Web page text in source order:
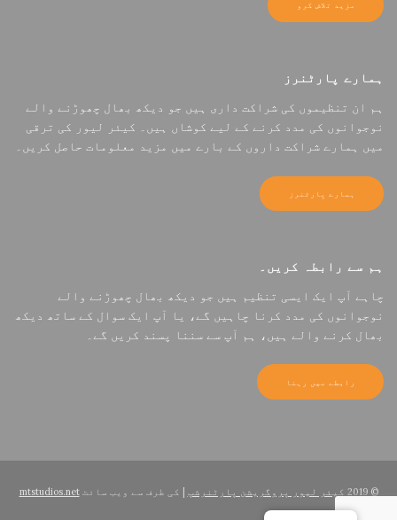
مزید تلاش کرو
ہمارے پارٹنرز
ہم ان تنظیموں کی شراکت داری ہیں جو دیکھ بھال چھوڑنے والے
نوجوانوں کی مدد کرنے کے لیے کوشاں ہیں۔ کیئر لیور کی ترقی
میں ہمارے شراکت داروں کے بارے میں مزید معلومات حاصل کریں۔
ہمارے پارٹنرز
ہم سے رابطہ کریں۔
چاہے آپ ایک ایسی تنظیم ہیں جو دیکھ بھال چھوڑنے والے
نوجوانوں کی مدد کرنا چاہیں گے، یا آپ ایک سوال کے ساتھ دیکھ
بھال کرنے والے ہیں، ہم آپ سے سننا پسند کریں گے۔
رابطے میں رہنا
© 2019 کیئر لیور پروگریشن پارٹنرشپ | کی طرف سے ویب سائٹmtstudios.net